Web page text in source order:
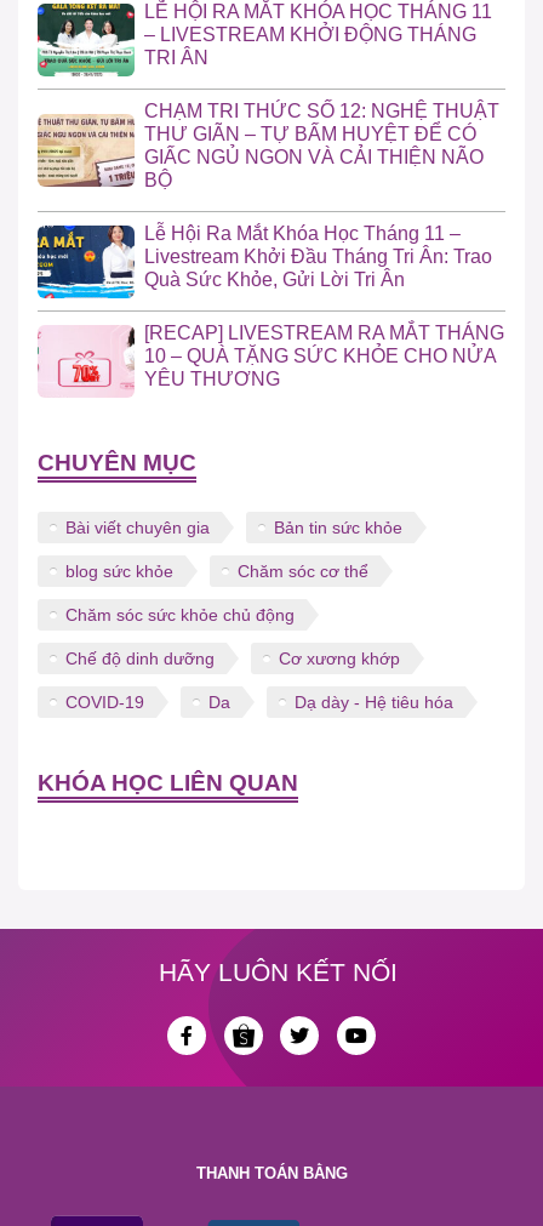
LỄ HỘI RA MẮT KHÓA HỌC THÁNG 11
– LIVESTREAM KHỞI ĐỘNG THÁNG
TRI ÂN
CHẠM TRI THỨC SỐ 12: NGHỆ THUẬT
THƯ GIÃN – TỰ BẤM HUYỆT ĐỂ CÓ
GIẤC NGỦ NGON VÀ CẢI THIỆN NÃO
BỘ
Lễ Hội Ra Mắt Khóa Học Tháng 11 –
Livestream Khởi Đầu Tháng Tri Ân: Trao
Quà Sức Khỏe, Gửi Lời Tri Ân
[RECAP] LIVESTREAM RA MẮT THÁNG
10 – QUÀ TẶNG SỨC KHỎE CHO NỬA
YÊU THƯƠNG
CHUYÊN MỤC
Bài viết chuyên gia Bản tin sức khỏe
blog sức khỏe Chăm sóc cơ thể
Chăm sóc sức khỏe chủ động
Chế độ dinh dưỡng Cơ xương khớp
COVID-19 Da Dạ dày - Hệ tiêu hóa
KHÓA HỌC LIÊN QUAN
HÃY LUÔN KẾT NỐI
THANH TOÁN BẰNG